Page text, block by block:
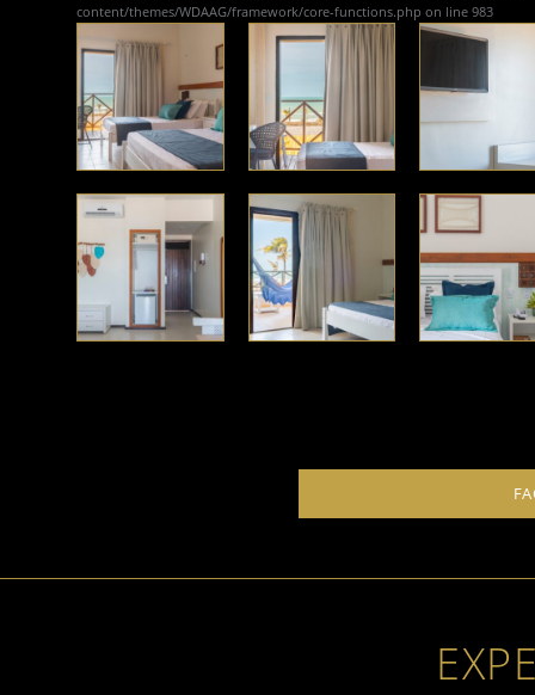
content/themes/WDAAG/framework/core-functions.php on line 983